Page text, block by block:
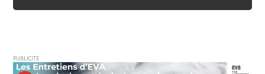
PUBLICITE